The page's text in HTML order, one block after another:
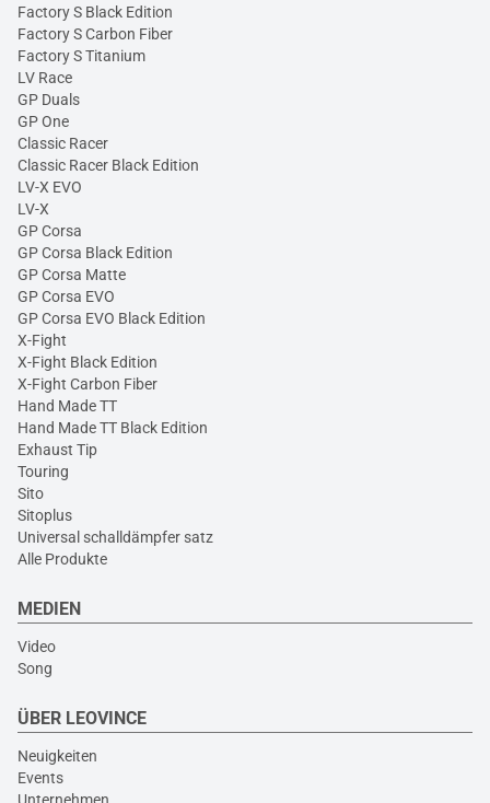
Factory S Black Edition
Factory S Carbon Fiber
Factory S Titanium
LV Race
GP Duals
GP One
Classic Racer
Classic Racer Black Edition
LV-X EVO
LV-X
GP Corsa
GP Corsa Black Edition
GP Corsa Matte
GP Corsa EVO
GP Corsa EVO Black Edition
X-Fight
X-Fight Black Edition
X-Fight Carbon Fiber
Hand Made TT
Hand Made TT Black Edition
Exhaust Tip
Touring
Sito
Sitoplus
Universal schalldämpfer satz
Alle Produkte
MEDIEN
Video
Song
ÜBER LEOVINCE
Neuigkeiten
Events